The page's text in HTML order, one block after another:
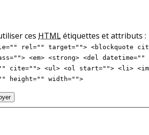
ces HTMLétiquettes et attributs :
rel="" target=""> <blockquote
<em> <strong> <del
cite=""> <ul> <ol start=""> <li>
height="" width="">